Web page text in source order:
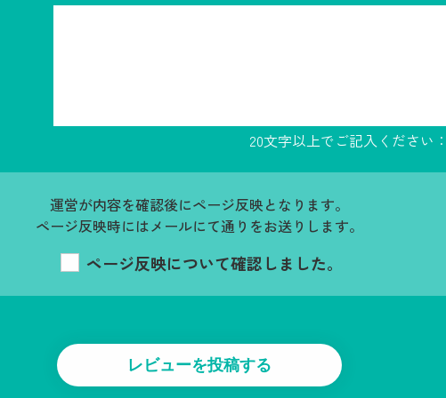
20文字以上でご記入ください：
運営が内容を確認後にページ反映となります。
ページ反映時にはメールにて通りをお送りします。
ページ反映について確認しました。